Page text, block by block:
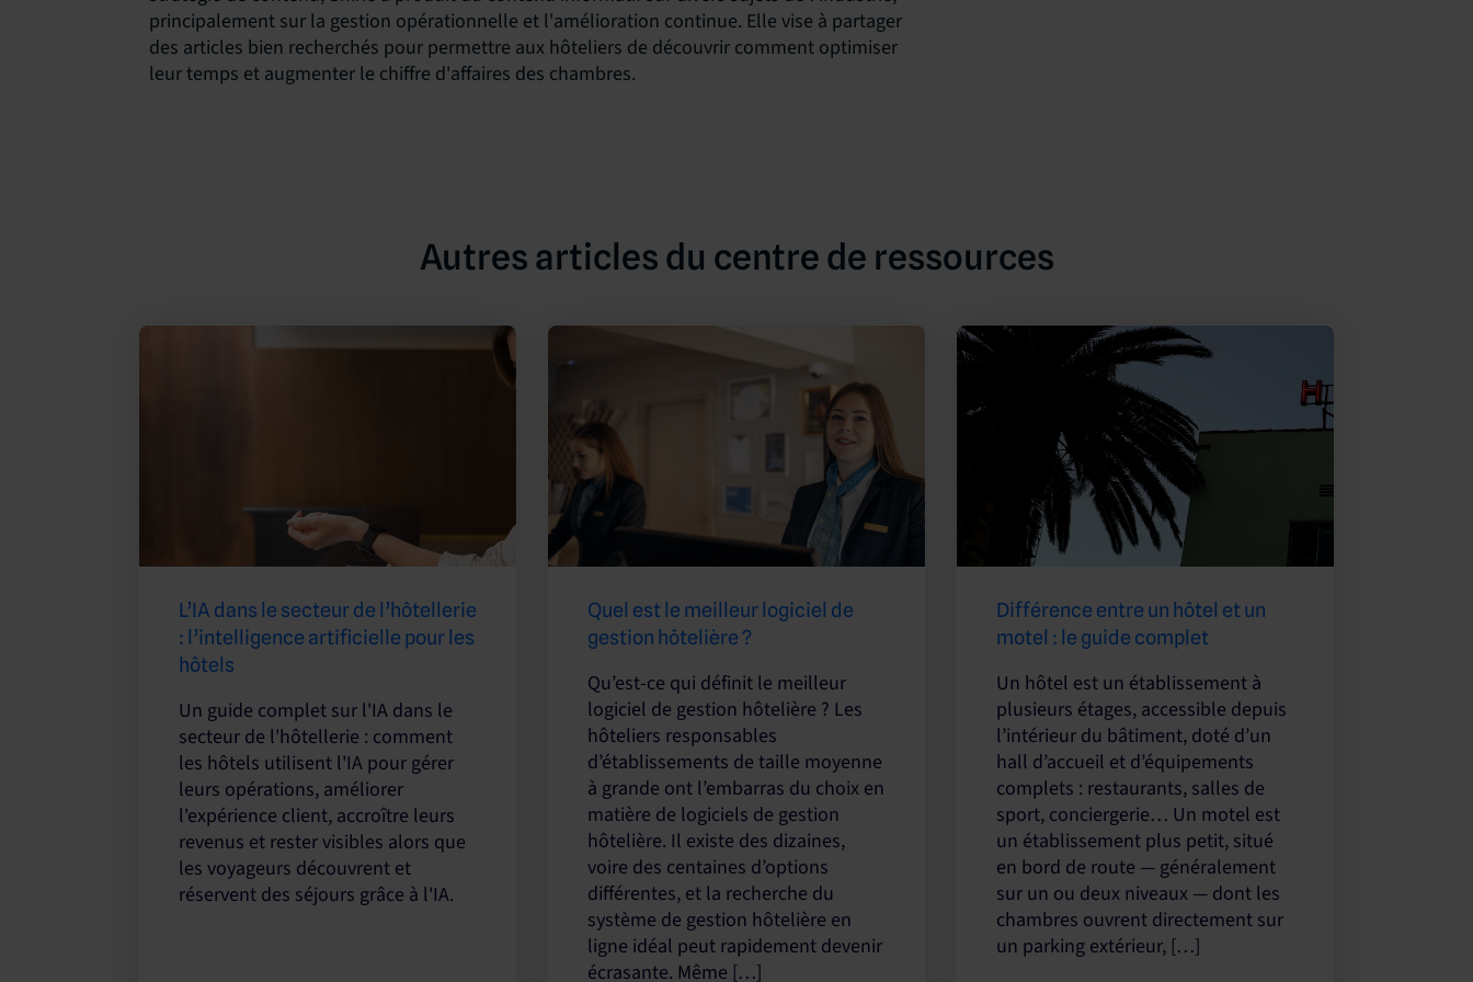
principalement sur la gestion opérationnelle et l'amélioration continue. Elle vise à partager
des articles bien recherchés pour permettre aux hôteliers de découvrir comment optimiser
leur temps et augmenter le chiffre d'affaires des chambres.
Autres articles du centre de ressources
L’IA dans le secteur de l’hôtellerie
: l’intelligence artificielle pour les
hôtels
Un guide complet sur l'IA dans le
secteur de l'hôtellerie : comment
les hôtels utilisent l'IA pour gérer
leurs opérations, améliorer
l'expérience client, accroître leurs
revenus et rester visibles alors que
les voyageurs découvrent et
réservent des séjours grâce à l'IA.
Quel est le meilleur logiciel de
gestion hôtelière ?
Qu’est-ce qui définit le meilleur
logiciel de gestion hôtelière ? Les
hôteliers responsables
d’établissements de taille moyenne
à grande ont l’embarras du choix en
matière de logiciels de gestion
hôtelière. Il existe des dizaines,
voire des centaines d’options
différentes, et la recherche du
système de gestion hôtelière en
ligne idéal peut rapidement devenir
écrasante. Même […]
Différence entre un hôtel et un
motel : le guide complet
Un hôtel est un établissement à
plusieurs étages, accessible depuis
l’intérieur du bâtiment, doté d’un
hall d’accueil et d’équipements
complets : restaurants, salles de
sport, conciergerie… Un motel est
un établissement plus petit, situé
en bord de route — généralement
sur un ou deux niveaux — dont les
chambres ouvrent directement sur
un parking extérieur, […]